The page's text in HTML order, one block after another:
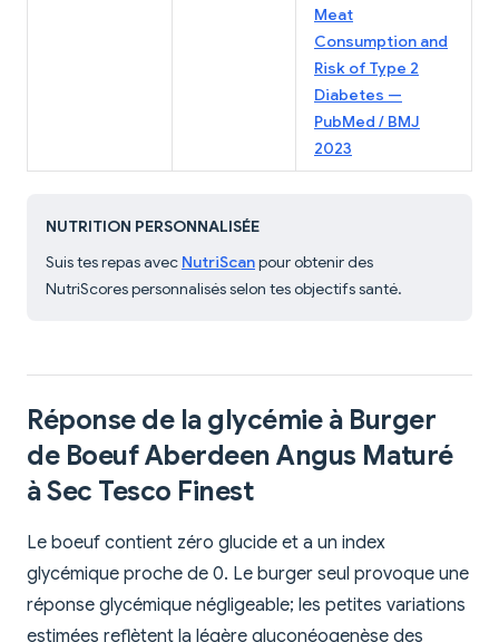
Meat
Consumption and
Risk of Type 2
Diabetes —
PubMed / BMJ
2023
NUTRITION PERSONNALISÉE
Suis tes repas avec NutriScanpour obtenir des
NutriScores personnalisés selon tes objectifs santé.
Réponse de la glycémie à Burger
de Boeuf Aberdeen Angus Maturé
à Sec Tesco Finest
Le boeuf contient zéro glucide et a un index
glycémique proche de 0. Le burger seul provoque une
réponse glycémique négligeable; les petites variations
estimées reflètent la légère gluconéogenèse des